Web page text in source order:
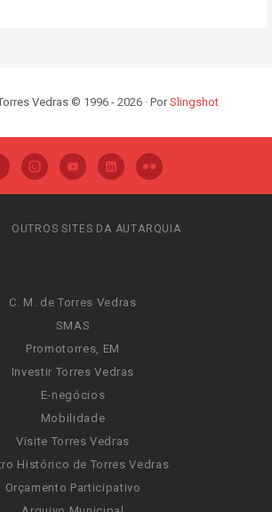
Vedras © 1996 - 2026 · PorSlingshot
OUTROS SITES DA AUTARQUIA
C. M. de Torres Vedras
SMAS
Promotorres, EM
Investir Torres Vedras
E-negócios
Mobilidade
Visite Torres Vedras
Histórico de Torres Vedras
Orçamento Participativo